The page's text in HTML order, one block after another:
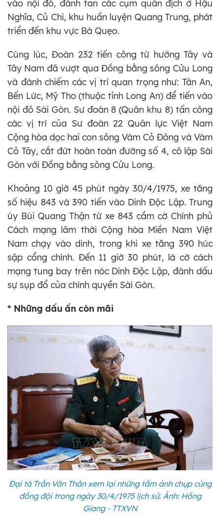
vào nội đô, đánh tan các cụm quân địch ở Hậu
Nghĩa, Củ Chi, khu huấn luyện Quang Trung, phát
triển đến khu vực Bà Quẹo.
Cùng lúc, Đoàn 232 tiến công từ hướng Tây và
Tây Nam đã vượt qua Đồng bằng sông Cửu Long
và đánh chiếm các vị trí quan trọng như: Tân An,
Bến Lức, Mỹ Tho (thuộc tỉnh Long An) để tiến vào
nội đô Sài Gòn. Sư đoàn 8 (Quân khu 8) tấn công
các vị trí của Sư đoàn 22 Quân lực Việt Nam
Cộng hòa dọc hai con sông Vàm Cỏ Đông và Vàm
Cỏ Tây, cắt đứt hoàn toàn đường số 4, cô lập Sài
Gòn với Đồng bằng sông Cửu Long.
Khoảng 10 giờ 45 phút ngày 30/4/1975, xe tăng
số hiệu 843 và 390 tiến vào Dinh Độc Lập. Trung
úy Bùi Quang Thận từ xe 843 cầm cờ Chính phủ
Cách mạng lâm thời Cộng hòa Miền Nam Việt
Nam chạy vào dinh, trong khi xe tăng 390 húc
sập cổng chính. Đến 11 giờ 30 phút, lá cờ cách
mạng tung bay trên nóc Dinh Độc Lập, đánh dấu
sự sụp đổ của chính quyền Sài Gòn.
* Những dấu ấn còn mãi
Đại tá Trần Văn Thân xem lại những tấm ảnh chụp cùng
đồng đội trong ngày 30/4/1975 lịch sử. Ảnh: Hồng
Giang - TTXVN